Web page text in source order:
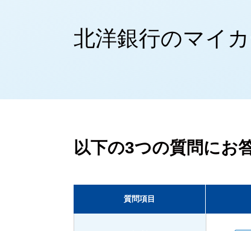
口座をひらくトップ
｢
ためる・ふやすトップ
かりるトップ
そなえるトップ
便利・お得トップ
各種サービストップ
北洋銀行のマイ
以下の3つの質問にお
質問項目